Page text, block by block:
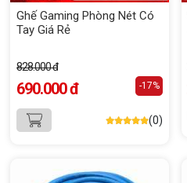
Ghế Gaming Phòng Nét Có
Tay Giá Rẻ
828.000 đ
690.000 đ -17%
(0)